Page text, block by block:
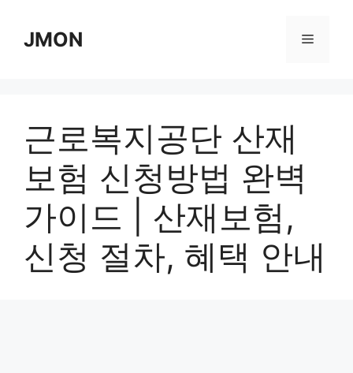
contentJMON Menu
근로복지공단 산재
보험 신청방법 완벽
가이드 | 산재보험,
신청 절차, 혜택 안내